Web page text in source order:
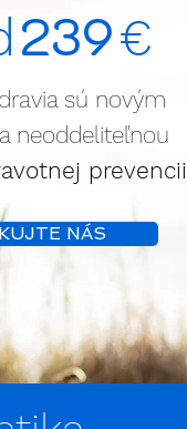
239€
sú novým
neoddeliteľnou
prevencii
NÁS